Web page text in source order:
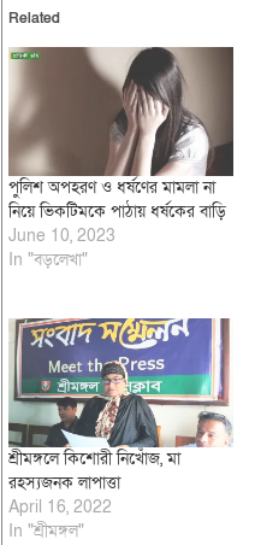
Related
পুলিশ অপহরণ ও ধর্ষণের মামলা না
নিয়ে ভিকটিমকে পাঠায় ধর্ষকের বাড়ি
June 10, 2023
In "বড়লেখা"
শ্রীমঙ্গলে কিশোরী নিখোঁজ, মা
রহস্যজনক লাপাত্তা
April 16, 2022
In "শ্রীমঙ্গল"